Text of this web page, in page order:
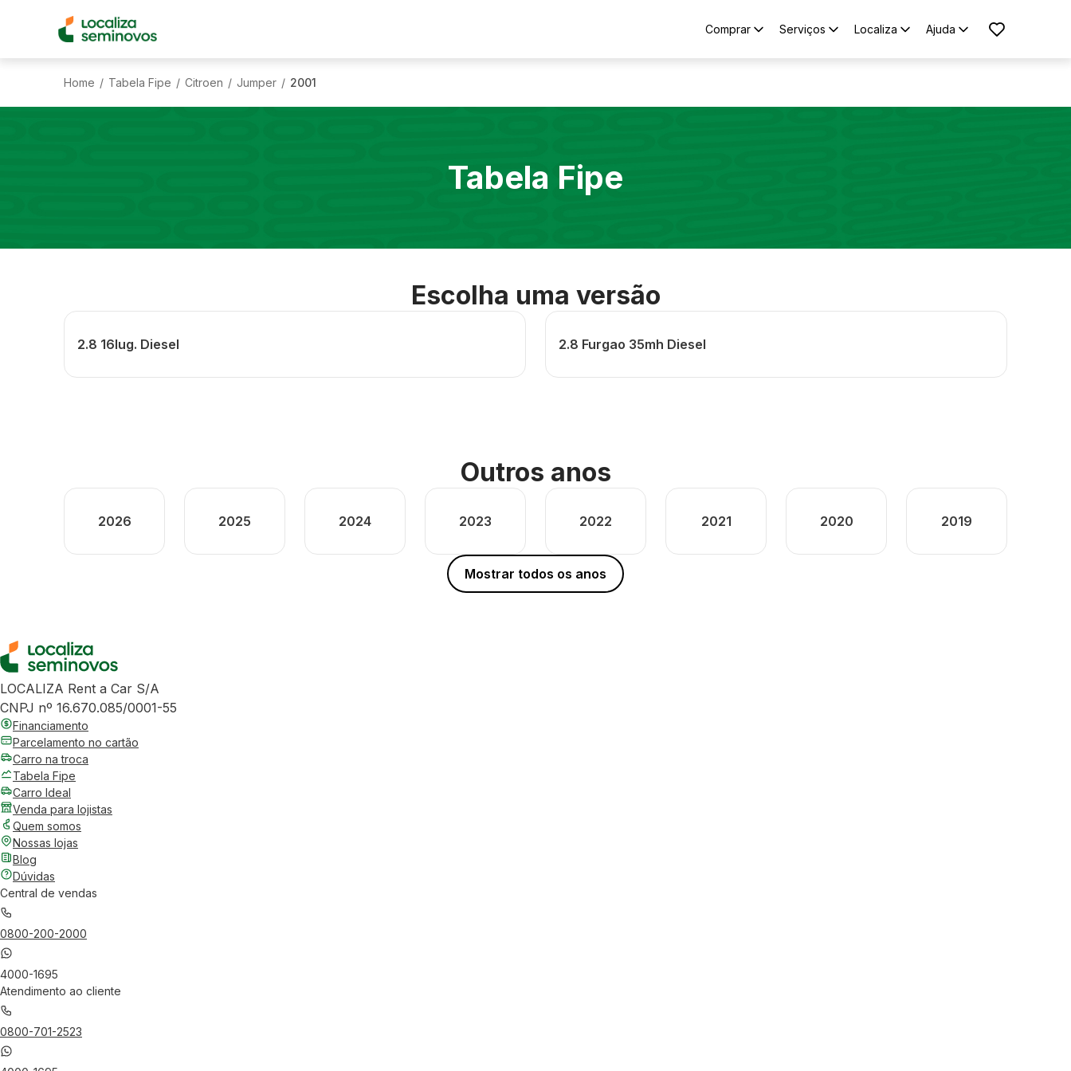
Comprar Serviços Localiza Ajuda
Home / Tabela Fipe / Citroen / Jumper / 2001
Tabela Fipe
Escolha uma versão
2.8 16lug. Diesel 2.8 Furgao 35mh Diesel
Outros anos
2026 2025 2024 2023 2022 2021 2020 2019
Mostrar todos os anos
LOCALIZA Rent a Car S/A
CNPJ nº 16.670.085/0001-55
Financiamento
Parcelamento no cartão
Carro na troca
Tabela Fipe
Carro Ideal
Venda para lojistas
Quem somos
Nossas lojas
Blog
Dúvidas
Central de vendas
0800-200-2000
4000-1695
Atendimento ao cliente
0800-701-2523